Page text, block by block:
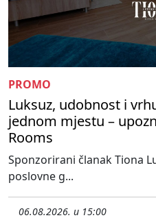
PROMO
Luksuz, udobnost i
jednom mjestu –
Rooms
Sponzorirani članak Tiona
poslovne g...
06.08.2026. u 15:00